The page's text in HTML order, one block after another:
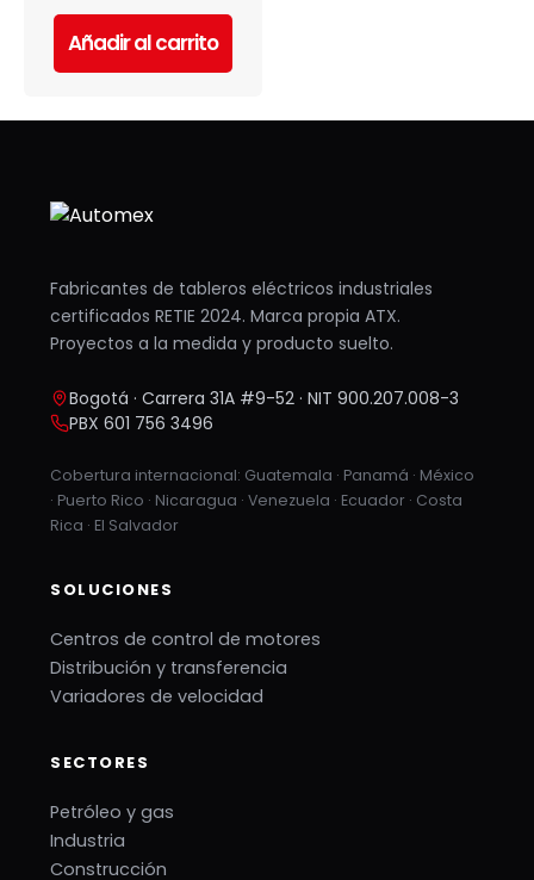
Añadir al carrito
Fabricantes de tableros eléctricos industriales
certificados RETIE 2024. Marca propia ATX.
Proyectos a la medida y producto suelto.
Bogotá · Carrera 31A #9-52 · NIT 900.207.008-3
PBX 601 756 3496
Cobertura internacional: Guatemala · Panamá · México
· Puerto Rico · Nicaragua · Venezuela · Ecuador · Costa
Rica · El Salvador
SOLUCIONES
Centros de control de motores
Distribución y transferencia
Variadores de velocidad
SECTORES
Petróleo y gas
Industria
Construcción